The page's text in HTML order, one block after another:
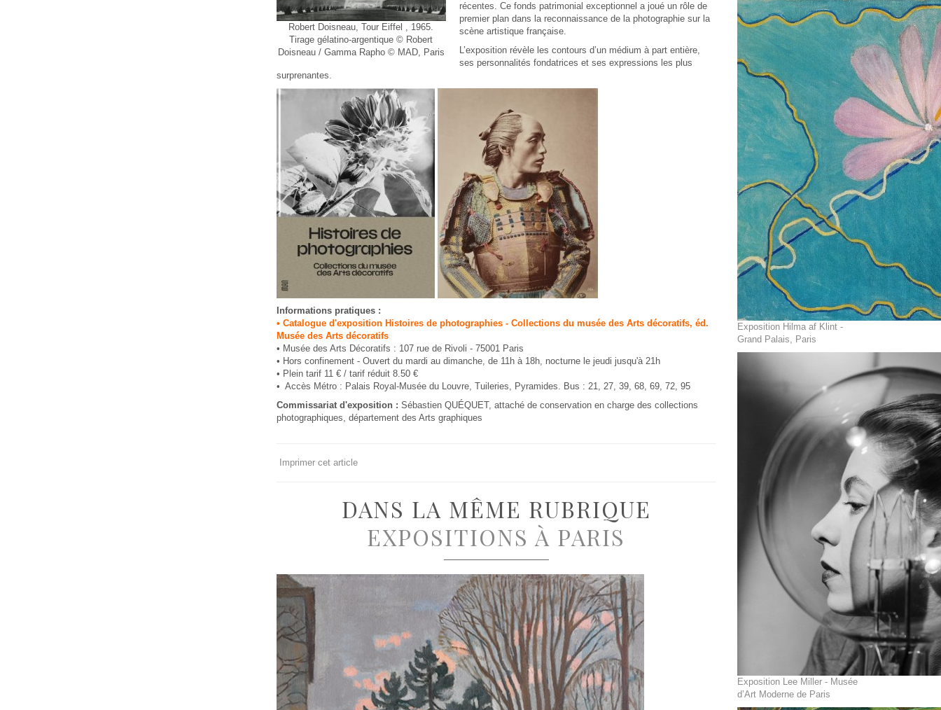
Robert Doisneau, Tour Eiffel , 1965.
Tirage gélatino-argentique © Robert
Doisneau / Gamma Rapho © MAD, Paris
récentes. Ce fonds patrimonial exceptionnel a joué un rôle de
premier plan dans la reconnaissance de la photographie sur la
scène artistique française.
L’exposition révèle les contours d’un médium à part entière,
ses personnalités fondatrices et ses expressions les plus
surprenantes.
Informations pratiques :
• Catalogue d'exposition Histoires de photographies - Collections du musée des Arts décoratifs, éd.
Musée des Arts décoratifs
• Musée des Arts Décoratifs : 107 rue de Rivoli - 75001 Paris
• Hors confinement - Ouvert du mardi au dimanche, de 11h à 18h, nocturne le jeudi jusqu'à 21h
• Plein tarif 11 € / tarif réduit 8.50 €
• Accès Métro : Palais Royal-Musée du Louvre, Tuileries, Pyramides. Bus : 21, 27, 39, 68, 69, 72, 95
Commissariat d'exposition : Sébastien QUÉQUET, attaché de conservation en charge des collections
photographiques, département des Arts graphiques
Imprimer cet article
DANS LA MÊME RUBRIQUE
EXPOSITIONS À PARIS
Exposition Hilma af Klint -
Grand Palais, Paris
Exposition Lee Miller - Musée
d’Art Moderne de Paris